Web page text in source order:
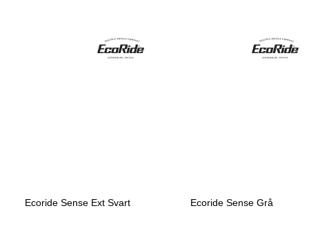
Ecoride Sense Ext Svart Ecoride Sense Grå